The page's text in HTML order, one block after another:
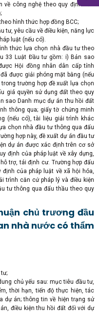
công nghệ theo quy định của
hình thức hợp đồng BCC;
tư, yêu cầu về điều kiện, năng lực
luật (nếu có).
thức lựa chọn nhà đầu tư theo
33 Luật Đầu tư gồm: i) Bản sao
Hội đồng nhân dân cấp tỉnh
được giải phóng mặt bằng (nếu
trường hợp đề xuất lựa chọn
giá quyền sử dụng đất theo quy
sao Danh mục dự án thu hồi đất
thông qua; giấy tờ chứng minh
(nếu có), tài liệu giải trình khác
chọn nhà đầu tư thông qua đấu
hợp này, đề xuất dự án đầu tư
dự án được xác định trên cơ sở
định của pháp luật về xây dựng,
trợ, tái định cư. Trường hợp đấu
của pháp luật về xã hội hóa,
trình căn cứ pháp lý và điều kiện
tư thông qua đấu thầu theo quy
chủ trương đầu
nhà nước có thẩm
chủ yếu sau: mục tiêu đầu tư,
thời hạn, tiến độ thực hiện, tác
dự án; thông tin về hiện trạng sử
điều kiện thu hồi đất đối với dự